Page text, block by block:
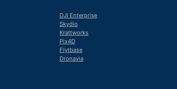
DJI Enterprise
Skydio
Krattworks
Pix4D
Flytbase
Dronavia